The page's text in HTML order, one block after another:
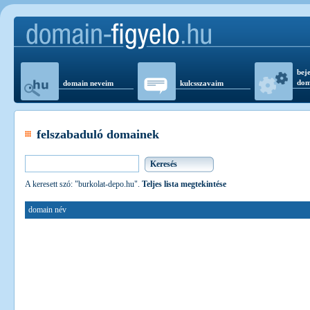
domain neveim kulcsszavaim
felszabaduló domainek
A keresett szó: "burkolat-depo.hu". Teljes lista megtekintése
domain név